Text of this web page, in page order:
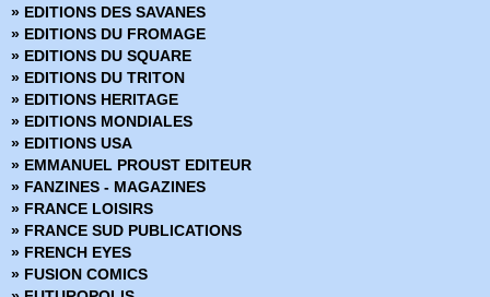
» Sky pirates
» Slaine
» Superman et Batman - Terreurs noires
» Superman et Batman Versus Aliens et Predator
» Superman et Tarzan - Fils de la jungle
» Superman Versus Predator
» Sur la terre comme au ciel
» Tarzan
» Tarzan contre Predator
» Tarzan l'intégrale I
» Tarzan par Burn Hogarth
» Tarzan par John Buscema
» Tarzan par Russ Manning
» EDITIONS DES SAVANES
» EDITIONS DU FROMAGE
» EDITIONS DU SQUARE
» EDITIONS DU TRITON
» EDITIONS HERITAGE
» EDITIONS MONDIALES
» EDITIONS USA
» EMMANUEL PROUST EDITEUR
» FANZINES - MAGAZINES
» FRANCE LOISIRS
» FRANCE SUD PUBLICATIONS
» FRENCH EYES
» FUSION COMICS